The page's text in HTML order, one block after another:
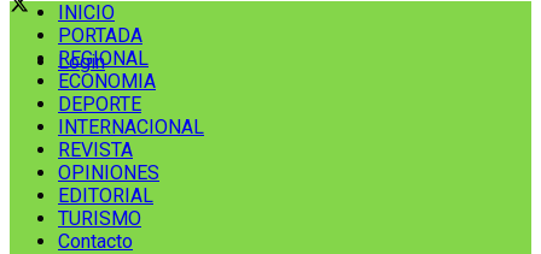
Login
INICIO
PORTADA
REGIONAL
ECONOMIA
DEPORTE
INTERNACIONAL
REVISTA
OPINIONES
EDITORIAL
TURISMO
Contacto